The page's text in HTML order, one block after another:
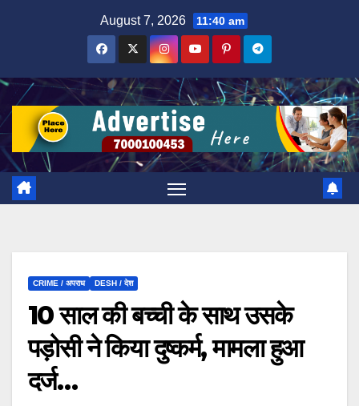
August 7, 2026 11:40 am
CRIME / अपराध DESH / देश
10 साल की बच्ची के साथ उसके
पड़ोसी ने किया दुष्कर्म, मामला हुआ
दर्ज…